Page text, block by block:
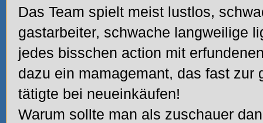
Das Team spielt meist lustlos,
gastarbeiter, schwache langweilige
jedes bisschen action mit
dazu ein mamagemant, das fast zur
tätigte bei neueinkäufen!
Warum sollte man als zuschauer